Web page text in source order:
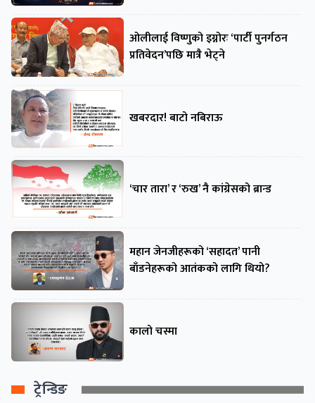
ओलीलाई विष्णुको इग्नोरः ‘पार्टी पुनर्गठन
प्रतिवेदन’पछि मात्रै भेट्ने
खबरदार! बाटो नबिराऊ
‘चार तारा’ र ‘रुख’ नै कांग्रेसको ब्रान्ड
महान जेनजीहरूको ‘सहादत’ पानी
बाँडनेहरूको आतंकको लागि थियो?
कालो चस्मा
ट्रेन्डिङ